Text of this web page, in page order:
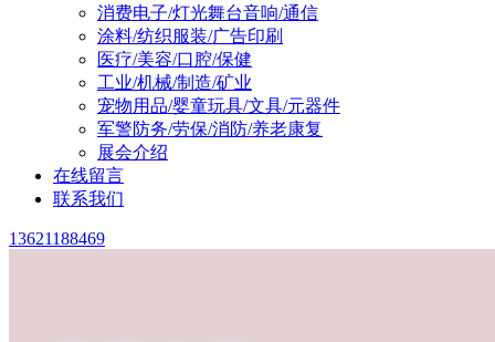
消费电子/灯光舞台音响/通信
涂料/纺织服装/广告印刷
医疗/美容/口腔/保健
工业/机械/制造/矿业
宠物用品/婴童玩具/文具/元器件
军警防务/劳保/消防/养老康复
展会介绍
在线留言
联系我们
13621188469